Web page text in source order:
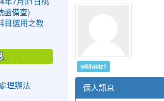
w88abiz1
個人訊息
函備查)
目選用之教
理辦法